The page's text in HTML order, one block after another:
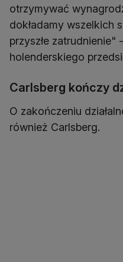
otrzymywać
dokładamy wszelkich
przyszłe
holenderskiego
Carlsberg kończy
O zakończeniu
również Carlsberg.